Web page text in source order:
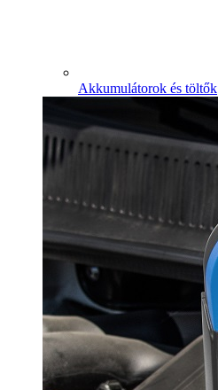
Akkumulátorok és töltők